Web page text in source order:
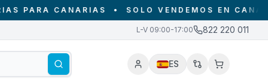
CANARIAS•SOLO VENDEMOS EN CANARIAS
L-V 09:00-17:00 822 220 011
ES